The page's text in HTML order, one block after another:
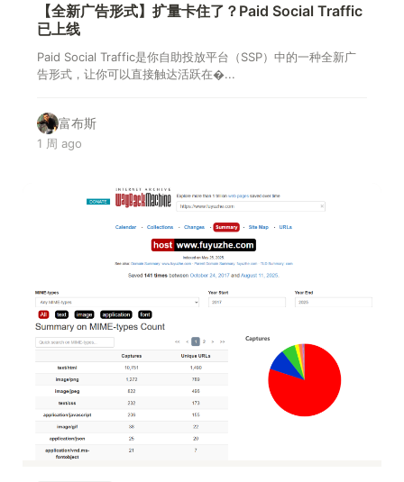
【全新广告形式】扩量卡住了？Paid Social Traffic
已上线
Paid Social Traffic是你自助投放平台（SSP）中的一种全新广
告形式，让你可以直接触达活跃在�...
富布斯
1 周 ago